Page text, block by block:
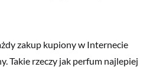
zakup kupiony w Internecie
Takie rzeczy jak perfum najlepiej